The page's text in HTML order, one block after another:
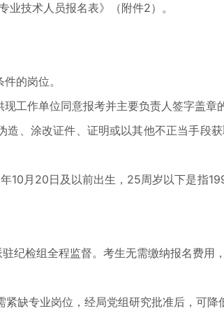
技术人员报名表》（附件2）。
的岗位。
作单位同意报考并主要负责人签字盖章的
涂改证件、证明或以其他不正当手段
月20日及以前出生，25周岁以下是指
检组全程监督。考生无需缴纳报名费用，
专业岗位，经局党组研究批准后，可降